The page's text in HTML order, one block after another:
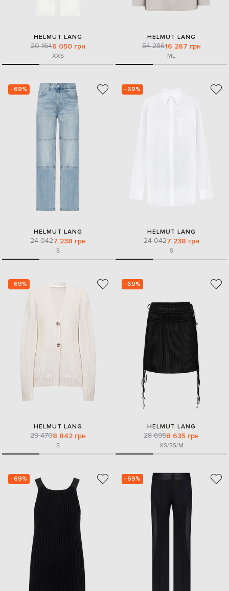
HELMUT LANG
20 1646 050 грн
XXS
HELMUT LANG
54 28616 287 грн
ML
- 69%
HELMUT LANG
24 0427 238 грн
S
- 69%
HELMUT LANG
24 0427 238 грн
S
- 69%
HELMUT LANG
29 4708 842 грн
S
- 69%
HELMUT LANG
28 6958 635 грн
XS/SS/M
- 69% - 69%